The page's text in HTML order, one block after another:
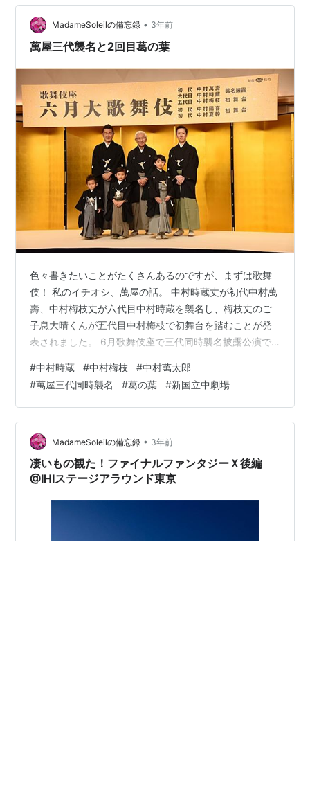
勘九郎丈（十八代中村勘三郎丈）の3人が金丸座で歌舞伎
をという強い熱意で1985年に…
MadameSoleilの備忘録 • 3年前
萬屋三代襲名と2回目葛の葉
色々書きたいことがたくさんあるのですが、まずは歌舞
伎！ 私のイチオシ、萬屋の話。 中村時蔵丈が初代中村萬
壽、中村梅枝丈が六代目中村時蔵を襲名し、梅枝丈のご
子息大晴くんが五代目中村梅枝で初舞台を踏むことが発
表されました。 6月歌舞伎座で三代同時襲名披露公演で
に中村獅童丈の二人のご子息も初舞台。 テレビや映画に
出ている中村獅童丈の方がワイドショー的には美味しい
らしく、獅童さんと二人の息子ばかり取り上げられるの
が非常にモヤリますが、萬屋一門の大看板は中村時蔵で
すからね！ テレビ屋で歌舞伎のこと知らない人…
#中村時蔵 #中村梅枝 #中村萬太郎
#萬屋三代同時襲名 #葛の葉 #新国立中劇場
MadameSoleilの備忘録 • 3年前
凄いもの観た！ファイナルファンタジーＸ後編
@IHIステージアラウンド東京